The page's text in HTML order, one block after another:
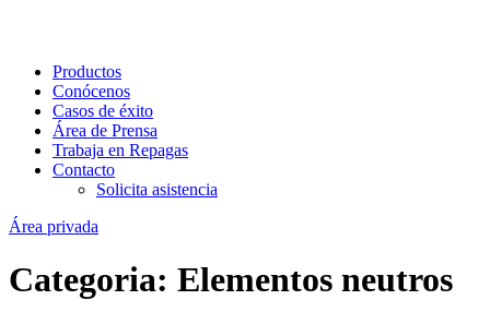
Productos
Conócenos
Casos de éxito
Área de Prensa
Trabaja en Repagas
Contacto
Solicita asistencia
Área privada
Categoria: Elementos neutros